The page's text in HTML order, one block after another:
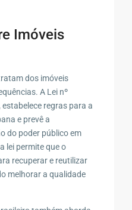
Imóveis
dos imóveis
A Lei nº
regras para a
e prevê a
do poder público em
lei permite que o
recuperar e reutilizar
melhorar a qualidade